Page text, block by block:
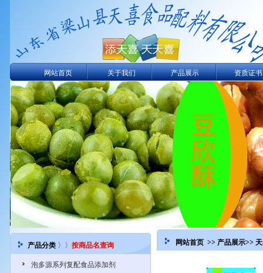
网站首页 关于我们 产品展示 资质证书
产品分类 〉〉 按商品名查询
泡多源系列复配食品添加剂
网站首页 >> 产品展示>>